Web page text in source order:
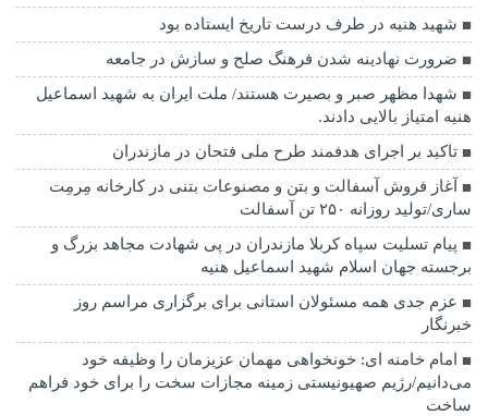
شهید هنیه در طرف درست تاریخ ایستاده بود
ضرورت نهادینه شدن فرهنگ صلح و سازش در جامعه
شهدا مظهر صبر و بصیرت هستند/ ملت ایران به شهید اسماعیل
هنیه امتیاز بالایی دادند.
تاکید بر اجرای هدفمند طرح ملی فتحان در مازندران
آغاز فروش آسفالت و بتن و مصنوعات بتنی در کارخانه مِرمِت
ساری/تولید روزانه ۲۵۰ تن آسفالت
پیام تسلیت سپاه کربلا مازندران در پی شهادت مجاهد بزرگ و
برجسته جهان اسلام شهید اسماعیل هنیه
عزم جدی همه مسئولان استانی برای برگزاری مراسم روز
خبرنگار
امام خامنه ای: خونخواهی مهمان عزیزمان را وظیفه خود
می‌دانیم/رژیم صهیونیستی زمینه مجازات سخت را برای خود فراهم
ساخت